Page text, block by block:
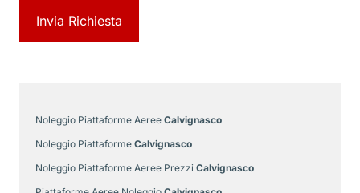
Noleggio Piattaforme Aeree Calvignasco
Noleggio Piattaforme Calvignasco
Noleggio Piattaforme Aeree Prezzi Calvignasco